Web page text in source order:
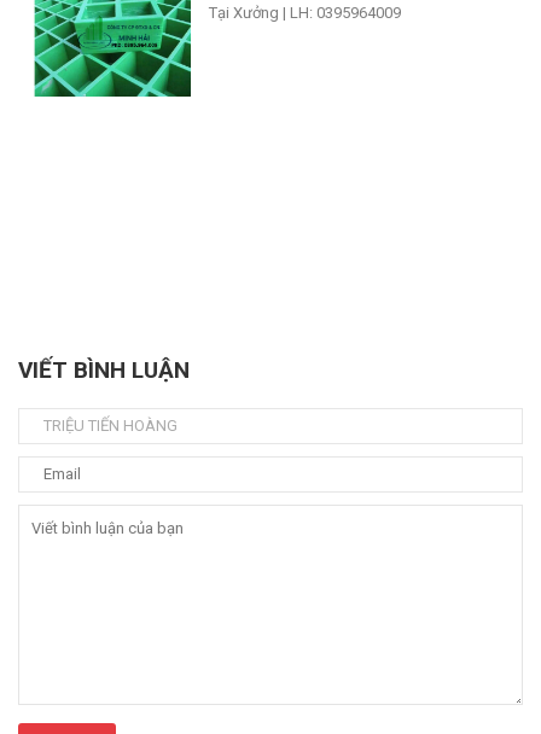
Tại Xưởng | LH: 0395964009
VIẾT BÌNH LUẬN